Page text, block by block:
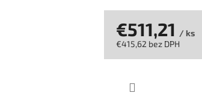
€511,21 / ks
€415,62 bez DPH